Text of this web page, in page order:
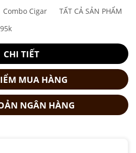
Combo Cigar
TẤT CẢ SẢN PHẨM
CHI TIẾT
MUA HÀNG
NGÂN HÀNG